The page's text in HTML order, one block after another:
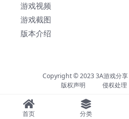
游戏视频
游戏截图
版本介绍
Copyright © 20233A游戏分享
版权声明
侵权处理
首页 分类